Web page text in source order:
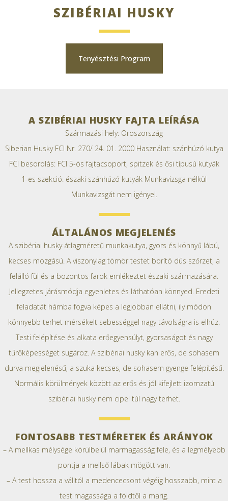
SZIBÉRIAI HUSKY
Tenyésztési Program
A SZIBÉRIAI HUSKY FAJTA LEÍRÁSA
Származási hely: Oroszország
Siberian Husky FCI Nr. 270/ 24. 01. 2000 Használat: szánhúzó kutya
FCI besorolás: FCI 5-ös fajtacsoport, spitzek és ősi típusú kutyák
1-es szekció: északi szánhúzó kutyák Munkavizsga nélkül
Munkavizsgát nem igényel.
ÁLTALÁNOS MEGJELENÉS
A szibériai husky átlagméretű munkakutya, gyors és könnyű lábú,
kecses mozgású. A viszonylag tömör testet borító dús szőrzet, a
felálló fül és a bozontos farok emlékeztet északi származására.
Jellegzetes járásmódja egyenletes és láthatóan könnyed. Eredeti
feladatát hámba fogva képes a legjobban ellátni, ily módon
könnyebb terhet mérsékelt sebességgel nagy távolságra is elhúz.
Testi felépítése és alkata erőegyensúlyt, gyorsaságot és nagy
tűrőképességet sugároz. A szibériai husky kan erős, de sohasem
durva megjelenésű, a szuka kecses, de sohasem gyenge felépítésű.
Normális körülmények között az erős és jól kifejlett izomzatú
szibériai husky nem cipel túl nagy terhet.
FONTOSABB TESTMÉRETEK ÉS ARÁNYOK
– A mellkas mélysége körülbelül marmagasság fele, és a legmélyebb
pontja a mellső lábak mögött van.
– A test hossza a válltól a medencecsont végéig hosszabb, mint a
test magassága a földtől a marig.